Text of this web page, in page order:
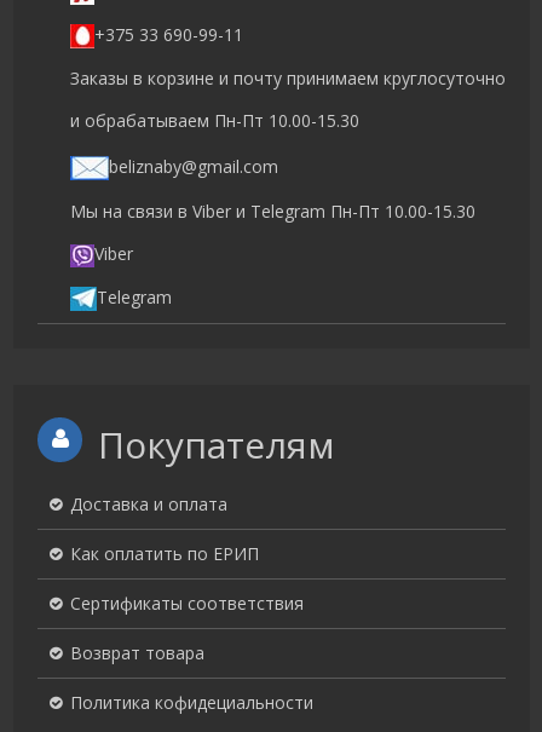
+375 33 690-99-11
Заказы в корзине и почту принимаем круглосуточно
и обрабатываем Пн-Пт 10.00-15.30
beliznaby@gmail.com
Мы на связи в Viber и Telegram Пн-Пт 10.00-15.30
Viber
Telegram
Покупателям
Доставка и оплата
Как оплатить по ЕРИП
Сертификаты соответствия
Возврат товара
Политика кофидециальности